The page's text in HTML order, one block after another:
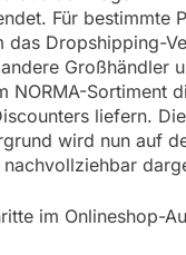
Für bestimmte
das Dropshipping-
Großhändler
NORMA-Sortiment
liefern.
wird nun auf
im Onlineshop-